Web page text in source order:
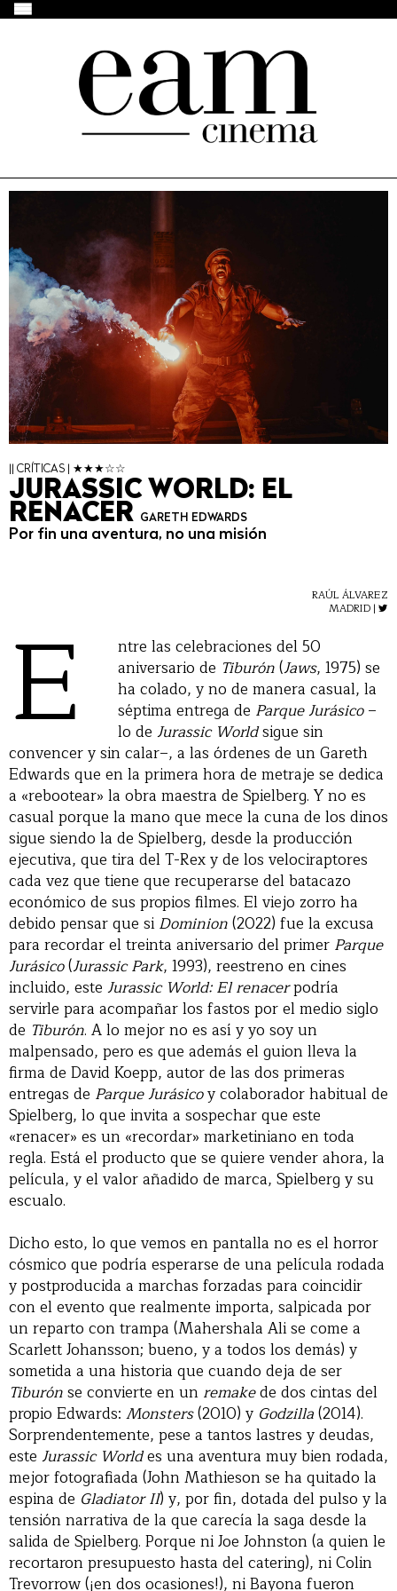
|| CRÍTICAS | ★★★☆☆
JURASSIC WORLD: EL
RENACER
GARETH EDWARDS
Por fin una aventura, no una misión
RAÚL ÁLVAREZ
MADRID |
E
ntre las celebraciones del 50
aniversario de Tiburón(Jaws, 1975) se
ha colado, y no de manera casual, la
séptima entrega de Parque Jurásico–
lo de Jurassic Worldsigue sin
convencer y sin calar–, a las órdenes de un Gareth
Edwards que en la primera hora de metraje se dedica
a «rebootear» la obra maestra de Spielberg. Y no es
casual porque la mano que mece la cuna de los dinos
sigue siendo la de Spielberg, desde la producción
ejecutiva, que tira del T-Rex y de los velociraptores
cada vez que tiene que recuperarse del batacazo
económico de sus propios filmes. El viejo zorro ha
debido pensar que siDominion(2022) fue la excusa
para recordar el treinta aniversario del primer Parque
Jurásico(Jurassic Park, 1993), reestreno en cines
incluido, este Jurassic World: El renacerpodría
servirle para acompañar los fastos por el medio siglo
de Tiburón. A lo mejor no es así y yo soy un
malpensado, pero es que además el guion lleva la
firma de David Koepp, autor de las dos primeras
entregas de Parque Jurásicoy colaborador habitual de
Spielberg, lo que invita a sospechar que este
«renacer» es un «recordar» marketiniano en toda
regla. Está el producto que se quiere vender ahora, la
película, y el valor añadido de marca, Spielberg y su
escualo.
Dicho esto, lo que vemos en pantalla no es el horror
cósmico que podría esperarse de una película rodada
y postproducida a marchas forzadas para coincidir
con el evento que realmente importa, salpicada por
un reparto con trampa (Mahershala Ali se come a
Scarlett Johansson; bueno, y a todos los demás) y
sometida a una historia que cuando deja de ser
Tiburónse convierte en un remakede dos cintas del
propio Edwards: Monsters(2010) y Godzilla(2014).
Sorprendentemente, pese a tantos lastres y deudas,
este Jurassic Worldes una aventura muy bien rodada,
mejor fotografiada (John Mathieson se ha quitado la
espina de Gladiator II) y, por fin, dotada del pulso y la
tensión narrativa de la que carecía la saga desde la
salida de Spielberg. Porque ni Joe Johnston (a quien le
recortaron presupuesto hasta del catering), ni Colin
Trevorrow (¡en dos ocasiones!), ni Bayona fueron